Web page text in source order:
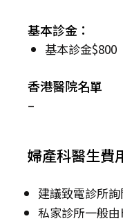
基本診金：
基本診金$800
香港醫院名單
–
婦產科醫生費
建議致電診所
私家診所一般